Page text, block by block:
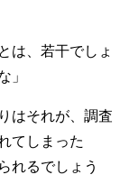
は、若干でしょ
」
はそれが、調査
てしまった
れるでしょう